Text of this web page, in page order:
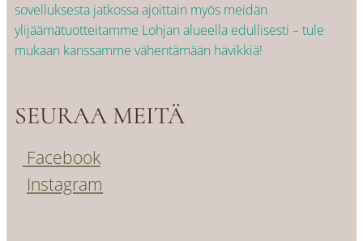
sovelluksesta jatkossa ajoittain myös meidän
ylijäämätuotteitamme Lohjan alueella edullisesti – tule
mukaan kanssamme vähentämään hävikkiä!
SEURAA MEITÄ
Facebook
Instagram